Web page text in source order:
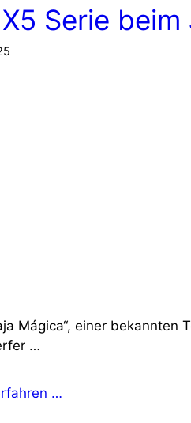
X5 Serie
Mágica“, einer
…
…